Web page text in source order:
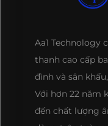
Aa1 Technology
thanh cao cấp
đình và sân
Với hơn 22 năm
đến chất lượng